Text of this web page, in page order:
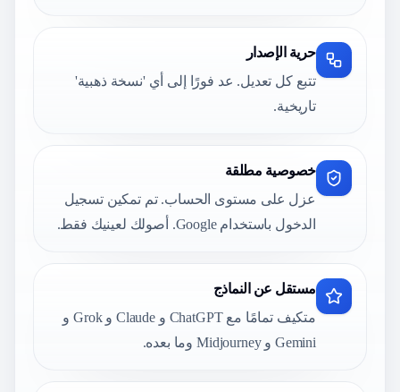
حرية الإصدار
تتبع كل تعديل. عد فورًا إلى أي 'نسخة ذهبية'
تاريخية.
خصوصية مطلقة
عزل على مستوى الحساب. تم تمكين تسجيل
الدخول باستخدام Google. أصولك لعينيك فقط.
مستقل عن النماذج
متكيف تمامًا مع ChatGPT و Claude و Grok و
Gemini و Midjourney وما بعده.